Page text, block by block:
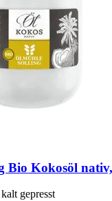
Bio Kokosöl
gepresst